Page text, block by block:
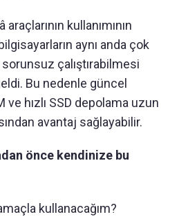
kullanımının
aynı anda çok
sorunsuz çalıştırabilmesi
Bu nedenle güncel
ve hızlı SSD depolama uzun
avantaj sağlayabilir.
önce kendinize bu
kullanacağım?